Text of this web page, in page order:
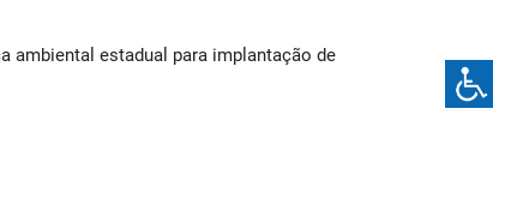
ambiental estadual para implantação de